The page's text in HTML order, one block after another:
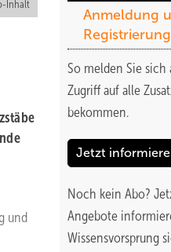
Inhalt
und
Anmeldung
Registrierung
So melden Sie
Zugriff auf alle
bekommen.
Jetzt
Noch kein Abo?
Angebote
Wissensvorsprung